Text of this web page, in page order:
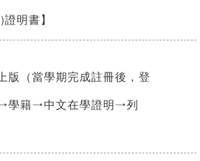
明書】
版（當學期完成註冊後，登
學籍→中文在學證明→列